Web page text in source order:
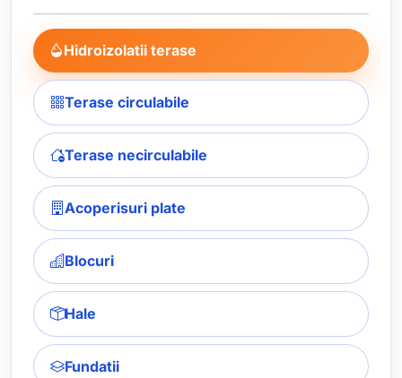
Hidroizolatii terase
Terase circulabile
Terase necirculabile
Acoperisuri plate
Blocuri
Hale
Fundatii